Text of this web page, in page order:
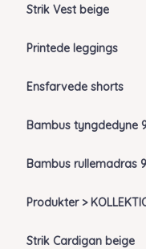
Strik Vest beige
Printede leggings
Ensfarvede shorts
Bambus tyngdedyne
Bambus rullemadras
Produkter >
Strik Cardigan beige